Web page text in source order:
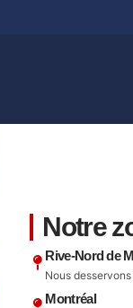
Notre
Rive-Nord de
Nous
Montréal